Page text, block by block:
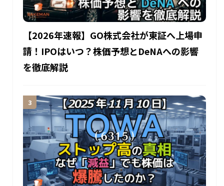
【2026年速報】GO株式会社が東証へ上場申
請！IPOはいつ？株価予想とDeNAへの影響
を徹底解説